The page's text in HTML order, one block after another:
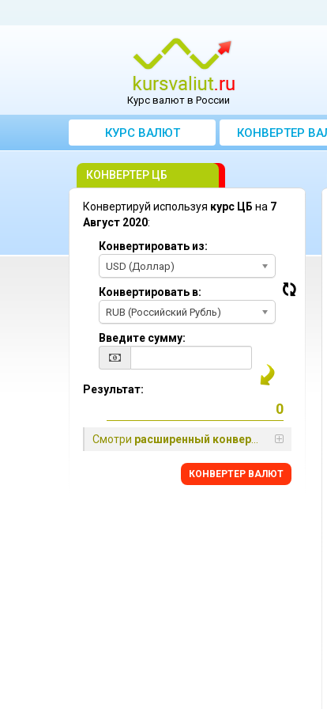
Курс валют в России
КУРС ВАЛЮТ КОНВЕРТЕР
КОНВЕРТЕР ЦБ
Конвертируй используя курс ЦБ на 7
Август 2020:
Конвертировать из:
USD (Доллар)
Конвертировать в:
RUB (Российский Рубль)
Введите сумму:
Результат:
Смотри расширенный конвертер
КОНВЕРТЕР ВАЛЮТ